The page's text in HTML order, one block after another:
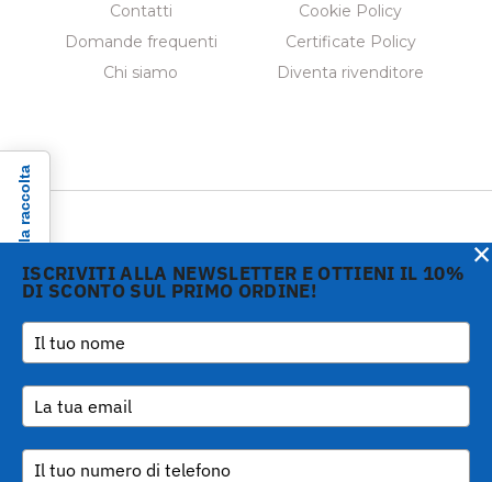
Contatti
Domande frequenti
Chi siamo
Cookie Policy
Certificate Policy
Diventa rivenditore
Copyright © 2026 Gi.Metal
srl - VAT no. 01888690979
Via Croce Rossa 1/C - 51037
Montale PT
Telefono :+39 0573
1943680-
UI v. 0.0.240 prod
(gde890d5 15/07/26tag
Informativa sulla raccoltaISCRIVITI ALLA NEWSLETTER E OTTIENI IL 10%
DI SCONTO SUL PRIMO ORDINE!
×